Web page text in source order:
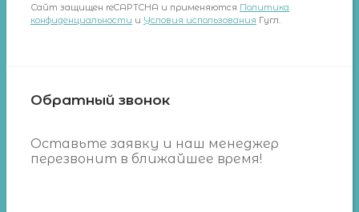
Сайт защищен reCAPTCHA и применяются Политика
конфиденциальности и Условия использования Гугл.
Обратный звонок
Оставьте заявку и наш менеджер
перезвонит в ближайшее время!